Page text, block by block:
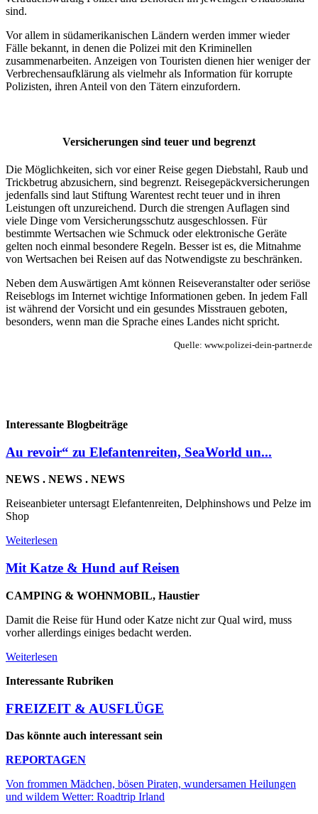
sind.
Vor allem in südamerikanischen Ländern werden immer wieder
Fälle bekannt, in denen die Polizei mit den Kriminellen
zusammenarbeiten. Anzeigen von Touristen dienen hier weniger der
Verbrechensaufklärung als vielmehr als Information für korrupte
Polizisten, ihren Anteil von den Tätern einzufordern.
Versicherungen sind teuer und begrenzt
Die Möglichkeiten, sich vor einer Reise gegen Diebstahl, Raub und
Trickbetrug abzusichern, sind begrenzt. Reisegepäckversicherungen
jedenfalls sind laut Stiftung Warentest recht teuer und in ihren
Leistungen oft unzureichend. Durch die strengen Auflagen sind
viele Dinge vom Versicherungsschutz ausgeschlossen. Für
bestimmte Wertsachen wie Schmuck oder elektronische Geräte
gelten noch einmal besondere Regeln. Besser ist es, die Mitnahme
von Wertsachen bei Reisen auf das Notwendigste zu beschränken.
Neben dem Auswärtigen Amt können Reiseveranstalter oder seriöse
Reiseblogs im Internet wichtige Informationen geben. In jedem Fall
ist während der Vorsicht und ein gesundes Misstrauen geboten,
besonders, wenn man die Sprache eines Landes nicht spricht.
Quelle: www.polizei-dein-partner.de
Interessante Blogbeiträge
Au revoir“ zu Elefantenreiten, SeaWorld un...
NEWS . NEWS . NEWS
Reiseanbieter untersagt Elefantenreiten, Delphinshows und Pelze im
Shop
Weiterlesen
Mit Katze & Hund auf Reisen
CAMPING & WOHNMOBIL, Haustier
Damit die Reise für Hund oder Katze nicht zur Qual wird, muss
vorher allerdings einiges bedacht werden.
Weiterlesen
Interessante Rubriken
FREIZEIT & AUSFLÜGE
Das könnte auch interessant sein
REPORTAGEN
Von frommen Mädchen, bösen Piraten, wundersamen Heilungen
und wildem Wetter: Roadtrip Irland